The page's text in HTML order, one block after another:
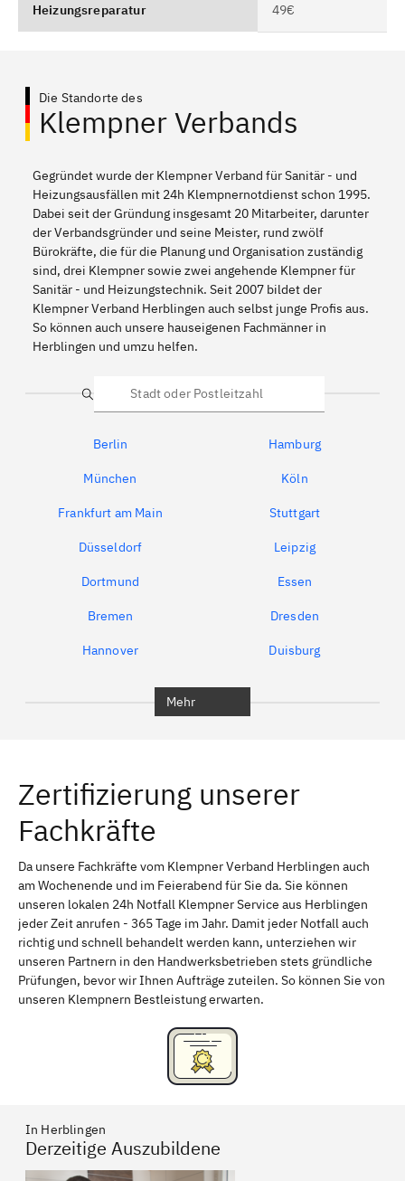
Heizungsreparatur 49€
Die Standorte des
Klempner Verbands
Gegründet wurde der Klempner Verband für Sanitär - und
Heizungsausfällen mit 24h Klempnernotdienst schon 1995.
Dabei seit der Gründung insgesamt 20 Mitarbeiter, darunter
der Verbandsgründer und seine Meister, rund zwölf
Bürokräfte, die für die Planung und Organisation zuständig
sind, drei Klempner sowie zwei angehende Klempner für
Sanitär - und Heizungstechnik. Seit 2007 bildet der
Klempner Verband Herblingen auch selbst junge Profis aus.
So können auch unsere hauseigenen Fachmänner in
Herblingen und umzu helfen.
Suche
Berlin Hamburg
München Köln
Frankfurt am Main Stuttgart
Düsseldorf Leipzig
Dortmund Essen
Bremen Dresden
Hannover Duisburg
Erlangen Bamberg
Bayreuth
Schweinfurt Passau
Freising Rudelsdorf, Mittelfranken
Mehr
Zertifizierung unserer
Fachkräfte
Da unsere Fachkräfte vom Klempner Verband Herblingen auch
am Wochenende und im Feierabend für Sie da. Sie können
unseren lokalen 24h Notfall Klempner Service aus Herblingen
jeder Zeit anrufen - 365 Tage im Jahr. Damit jeder Notfall auch
richtig und schnell behandelt werden kann, unterziehen wir
unseren Partnern in den Handwerksbetrieben stets gründliche
Prüfungen, bevor wir Ihnen Aufträge zuteilen. So können Sie von
unseren Klempnern Bestleistung erwarten.
In Herblingen
Derzeitige Auszubildene